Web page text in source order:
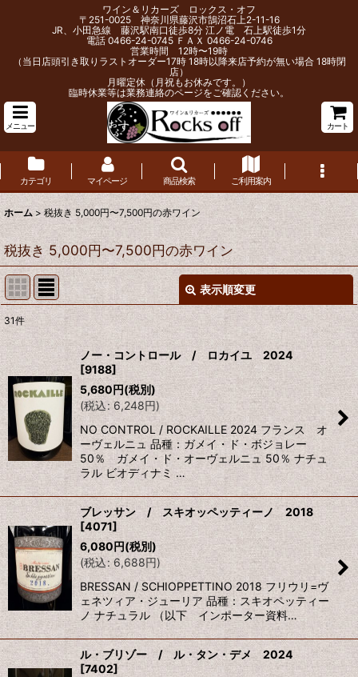
ワイン＆リカーズ ロックス・オフ
〒251-0025 神奈川県藤沢市鵠沼石上2-11-16
JR、小田急線 藤沢駅南口徒歩8分 江ノ電 石上駅徒歩1分
電話 0466-24-0745 ＦＡＸ 0466-24-0746
営業時間 12時〜19時
（当日店頭引き取りラストオーダー17時 18時以降来店予約が無い場合 18時閉
店）
月曜定休（月祝もお休みです。）
臨時休業等は業務連絡のページをご確認ください。
メニュー カート
カテゴリ マイページ 商品検索 ご利用案内
ホーム > 税抜き 5,000円〜7,500円の赤ワイン
税抜き 5,000円〜7,500円の赤ワイン
表示順変更
表示数 :
並び順:
絞り込む
31件
ノー・コントロール / ロカイユ 2024
[9188]
5,680円(税別)
(税込: 6,248円)
NO CONTROL / ROCKAILLE 2024 フランス オ
ーヴェルニュ 品種：ガメイ・ド・ボジョレー
50％ ガメイ・ド・オーヴェルニュ 50％ ナチュ
ラル ビオディナミ …
ブレッサン / スキオッペッティーノ 2018
[4071]
6,080円(税別)
(税込: 6,688円)
BRESSAN / SCHIOPPETTINO 2018 フリウリ=ヴ
ェネツィア・ジューリア 品種：スキオペッティー
ノ ナチュラル （以下 インポーター資料…
ル・ブリゾー / ル・タン・デメ 2024
[7402]